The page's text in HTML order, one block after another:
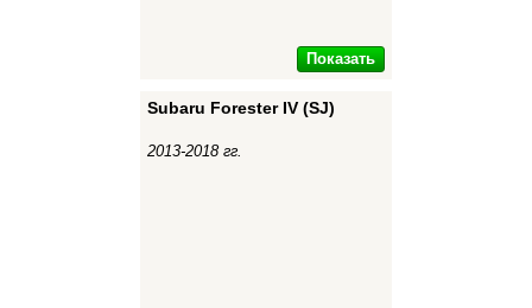
Показать
Subaru Forester IV (SJ)
2013-2018 гг.